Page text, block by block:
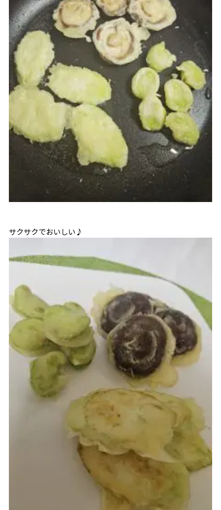
サクサクでおいしい♪